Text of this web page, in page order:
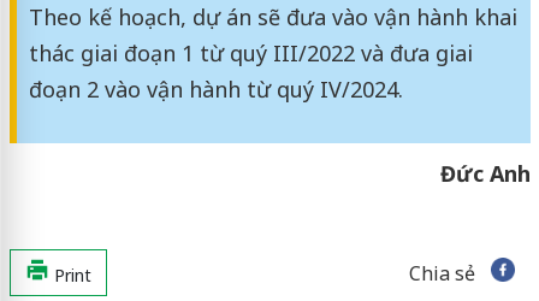
Theo kế hoạch, dự án sẽ đưa vào vận hành khai
thác giai đoạn 1 từ quý III/2022 và đưa giai
đoạn 2 vào vận hành từ quý IV/2024.
Đức Anh
Print Chia sẻ